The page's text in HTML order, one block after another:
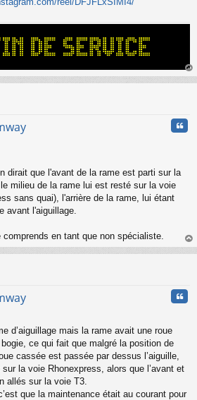
au
dirait que l'avant de la rame est parti sur la
milieu de la rame lui est resté sur la voie
sans quai), l'arrière de la rame, lui étant
avant l'aiguillage.
en tant que non spécialiste.
au
d’aiguillage mais la rame avait une roue
ce qui fait que malgré la position de
cassée est passée par dessus l’aiguille,
la voie Rhonexpress, alors que l’avant et
allés sur la voie T3.
que la maintenance était au courant pour